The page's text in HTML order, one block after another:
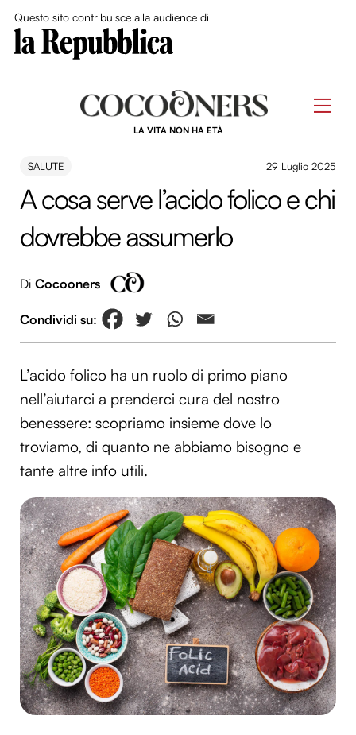
Questo sito contribuisce alla audience di
LA VITA NON HA ETÀ
SALUTE 29 Luglio 2025
A cosa serve l’acido folico e chi
dovrebbe assumerlo
Di Cocooners
L’acido folico ha un ruolo di primo piano
nell’aiutarci a prenderci cura del nostro
benessere: scopriamo insieme dove lo
troviamo, di quanto ne abbiamo bisogno e
tante altre info utili.